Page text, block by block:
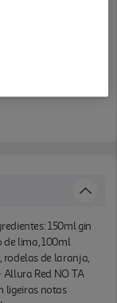
150ml gin
de lima, 100ml
rodelas de laranja,
Allura Red NO TA
ligeiras notas